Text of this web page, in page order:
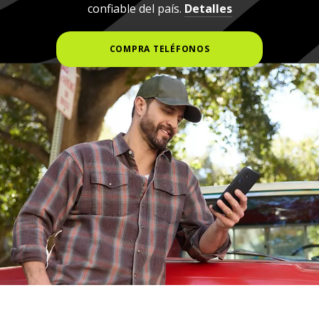
confiable del país. Detalles
COMPRA TELÉFONOS